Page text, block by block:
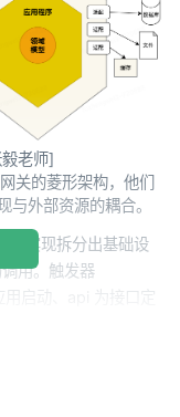
老师]
关的菱形架构，他们
外部资源的耦合。
域实现拆分出基础设
用。触发器
启动、api 为接口定
也可以被优雅的分配